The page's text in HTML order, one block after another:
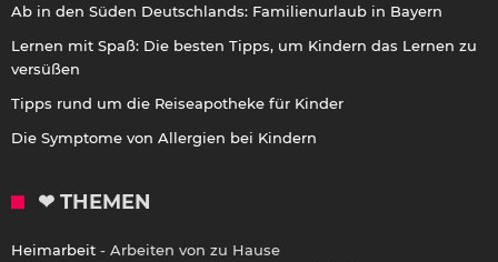
Ab in den Süden Deutschlands: Familienurlaub in Bayern
Lernen mit Spaß: Die besten Tipps, um Kindern das Lernen zu
versüßen
Tipps rund um die Reiseapotheke für Kinder
Die Symptome von Allergien bei Kindern
❤ THEMEN
Heimarbeit - Arbeiten von zu Hause